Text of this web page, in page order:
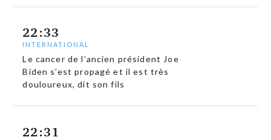
22:33
INTERNATIONAL
Le cancer de l’ancien président Joe
Biden s’est propagé et il est très
douloureux, dit son fils
22:31